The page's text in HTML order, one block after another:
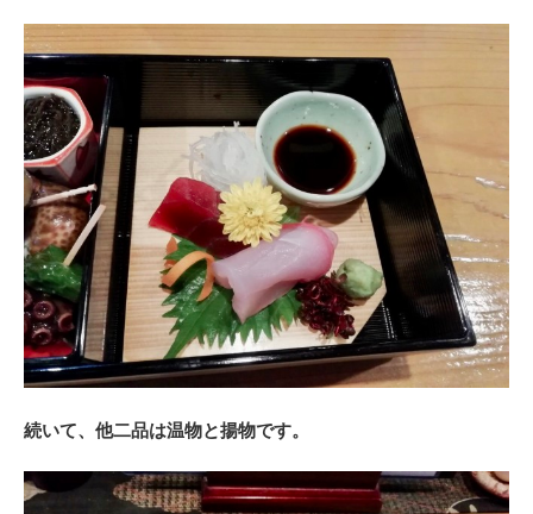
続いて、他二品は温物と揚物です。